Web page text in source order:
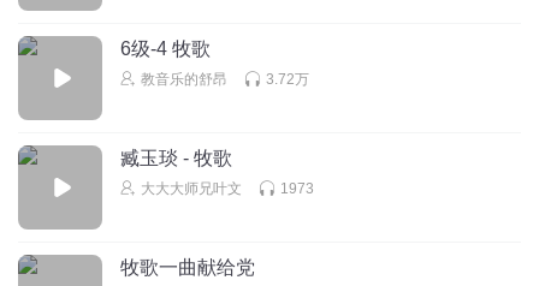
6级-4 牧歌
教音乐的舒昂 3.72万
臧玉琰 - 牧歌
大大大师兄叶文 1973
牧歌一曲献给党